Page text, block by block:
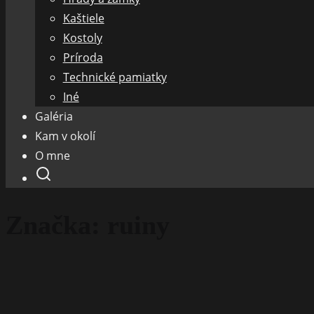
Kaštiele
Kostoly
Príroda
Technické pamiatky
Iné
Galéria
Kam v okolí
O mne